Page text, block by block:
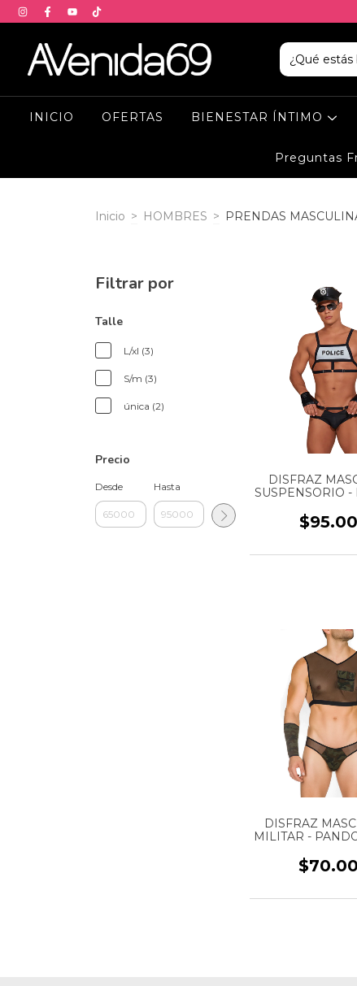
INICIO OFERTAS BIENESTAR ÍNTIMO
Preguntas
Inicio > HOMBRES > PRENDAS
Filtrar por
Talle
L/xl (3)
S/m (3)
única (2)
Precio
Desde Hasta
DISFRAZ
SUSPENSORIO -
DISFRAZ
MILITAR -